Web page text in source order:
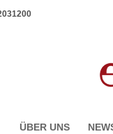
ÜBER UNS